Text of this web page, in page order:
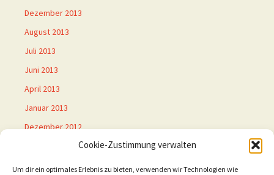
Cookie-Zustimmung verwalten
Um dir ein optimales Erlebnis zu bieten, verwenden wir Technologien wie
Dezember 2013
August 2013
Juli 2013
Juni 2013
April 2013
Januar 2013
Dezember 2012
November 2012
Oktober 2012